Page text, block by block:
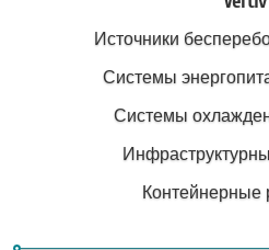
Источники
Системы
Системы
Контейнерные